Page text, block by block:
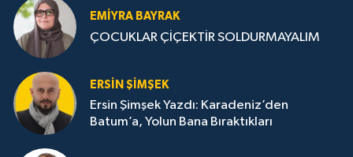
EMIYRA BAYRAK
ÇOCUKLAR ÇİÇEKTİR SOLDURMAYALIM
ERSIN ŞIMŞEK
Ersin Şimşek Yazdı: Karadeniz’den
Batum’a, Yolun Bana Bıraktıkları